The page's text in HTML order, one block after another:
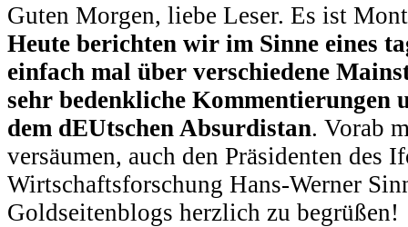
Guten Morgen, liebe Leser. Es ist
Heute berichten wir im Sinne eines
einfach mal über verschiedene
sehr bedenkliche Kommentierungen
dem dEUtschen Absurdistan. Vorab
versäumen, auch den Präsidenten des
Wirtschaftsforschung Hans-Werner
Goldseitenblogs herzlich zu begrüßen!